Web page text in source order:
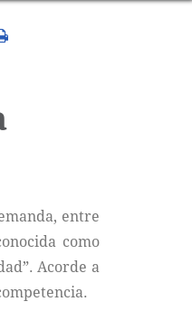
entre
como
Acorde a